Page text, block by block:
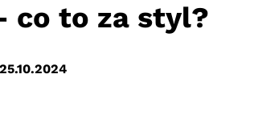
co to za styl?
25.10.2024